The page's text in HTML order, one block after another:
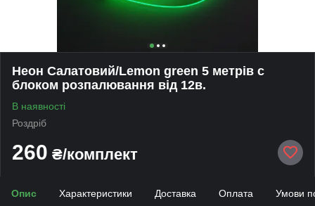
Неон Салатовий/Lemon green 5 метрів c
блоком розпалювання від 12в.
В наявності
Роздріб
260 ₴/комплект
Опис Характеристики Доставка Оплата Умови